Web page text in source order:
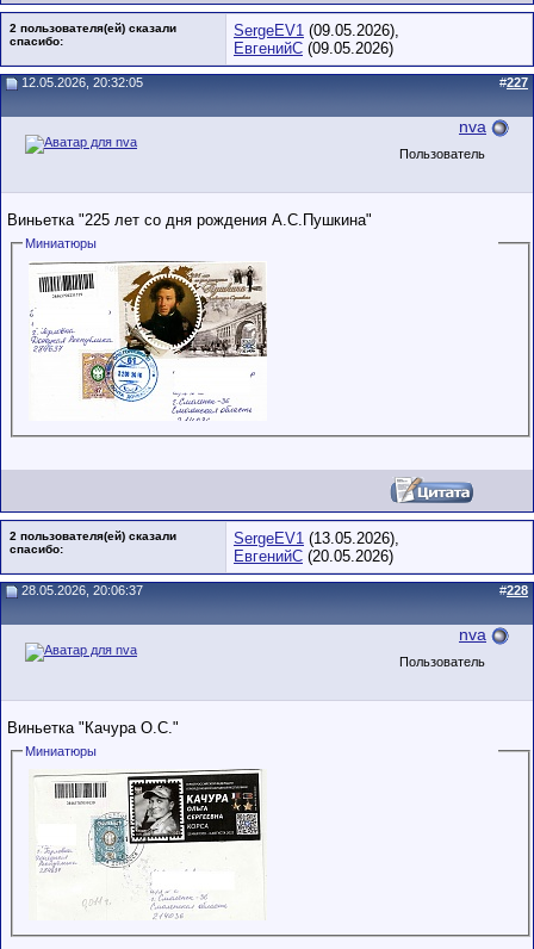
2 пользователя(ей) сказали
cпасибо:
SergeEV1 (09.05.2026),
ЕвгенийС (09.05.2026)
12.05.2026, 20:32:05 #227
nva
Пользователь
Виньетка "225 лет со дня рождения А.С.Пушкина"
Миниатюры
2 пользователя(ей) сказали
cпасибо:
SergeEV1 (13.05.2026),
ЕвгенийС (20.05.2026)
28.05.2026, 20:06:37 #228
nva
Пользователь
Виньетка "Качура О.С."
Миниатюры